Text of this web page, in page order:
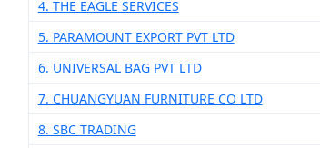
4. THE EAGLE SERVICES
5. PARAMOUNT EXPORT PVT LTD
6. UNIVERSAL BAG PVT LTD
7. CHUANGYUAN FURNITURE CO LTD
8. SBC TRADING